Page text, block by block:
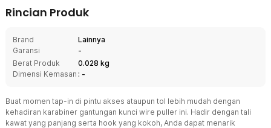
Rincian Produk
Brand
Lainnya
Garansi
-
Berat Produk
0.028 kg
Dimensi Kemasan : -
Buat momen tap-in di pintu akses ataupun tol lebih mudah dengan
kehadiran karabiner gantungan kunci wire puller ini. Hadir dengan tali
kawat yang panjang serta hook yang kokoh, Anda dapat menarik